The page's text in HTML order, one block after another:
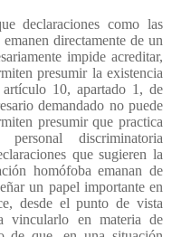
declaraciones como las
directamente de un
impide acreditar,
presumir la existencia
10, apartado 1, de
demandado no puede
presumir que practica
discriminatoria
que sugieren la
homófoba emanan de
un papel importante en
desde el punto de vista
vincularlo en materia de